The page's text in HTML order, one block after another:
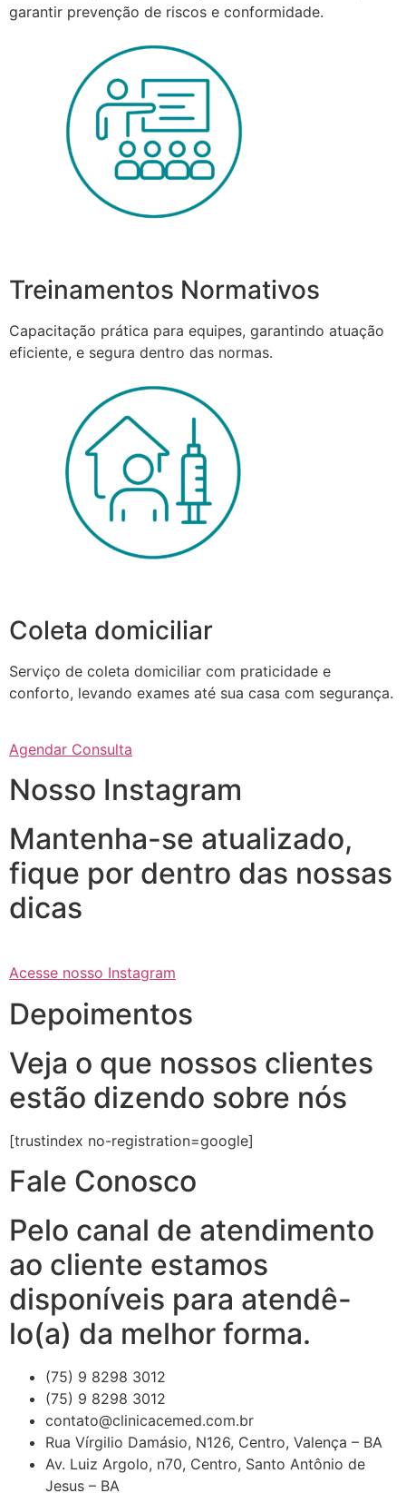
garantir prevenção de riscos e conformidade.
Treinamentos Normativos
Capacitação prática para equipes, garantindo atuação
eficiente, e segura dentro das normas.
Coleta domiciliar
Serviço de coleta domiciliar com praticidade e
conforto, levando exames até sua casa com segurança.
Agendar Consulta
Nosso Instagram
Mantenha-se atualizado,
fique por dentro das nossas
dicas
Acesse nosso Instagram
Depoimentos
Veja o que nossos clientes
estão dizendo sobre nós
[trustindex no-registration=google]
Fale Conosco
Pelo canal de atendimento
ao cliente estamos
disponíveis para atendê-
lo(a) da melhor forma.
(75) 9 8298 3012
(75) 9 8298 3012
contato@clinicacemed.com.br
Rua Vírgilio Damásio, N126, Centro, Valença – BA
Av. Luiz Argolo, n70, Centro, Santo Antônio de
Jesus – BA